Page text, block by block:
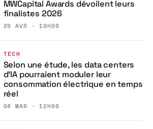
MWCapital Awards dévoilent leurs
finalistes 2026
29 AVR · 19H00
TECH
Selon une étude, les data centers
d’IA pourraient moduler leur
consommation électrique en temps
réel
04 MAR · 12H00